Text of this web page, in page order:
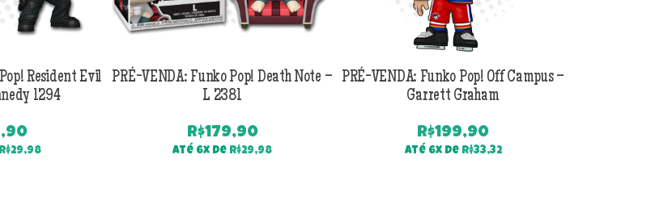
Resident Evil
1294
R$29,98
PRÉ-VENDA: Funko Pop! Death Note –
L 2381
R$179,90
Até 6x de R$29,98
PRÉ-VENDA: Funko Pop! Off Campus –
Garrett Graham
R$199,90
Até 6x de R$33,32